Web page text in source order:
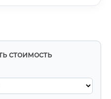
стоимость